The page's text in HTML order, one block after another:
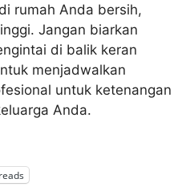
rumah Anda bersih,
Jangan biarkan
di balik keran
menjadwalkan
untuk ketenangan
Anda.